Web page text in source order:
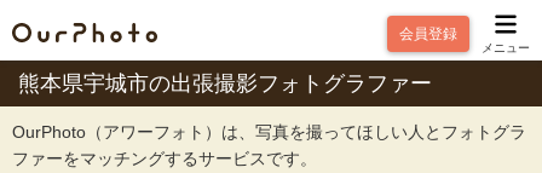
会員登録
メニュー
熊本県宇城市の出張撮影フォトグラファー
OurPhoto（アワーフォト）は、写真を撮ってほしい人とフォトグラ
ファーをマッチングするサービスです。